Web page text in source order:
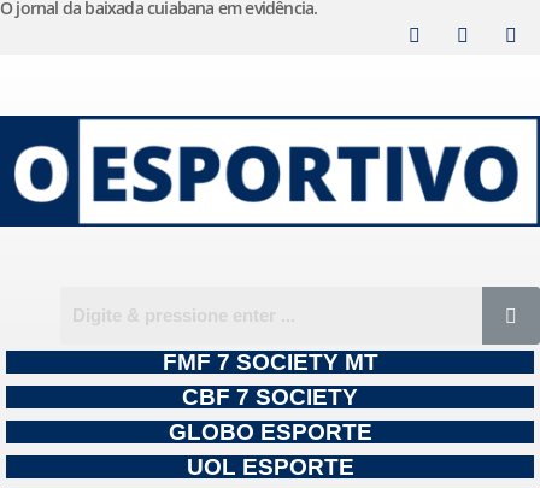
o
conteúdo
O jornal da baixada cuiabana em evidência.
FMF 7 SOCIETY MT
CBF 7 SOCIETY
GLOBO ESPORTE
UOL ESPORTE